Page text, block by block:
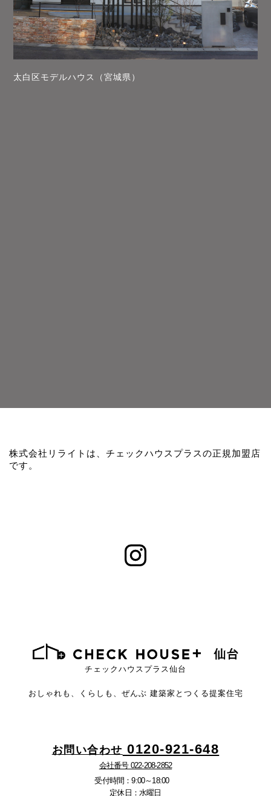
太白区モデルハウス（宮城県）
株式会社リライトは、チェックハウスプラスの正規加盟店
です。
チェックハウスプラス仙台
おしゃれも、くらしも、ぜんぶ 建築家とつくる提案住宅
お問い合わせ 0120-921-648
会社番号 022-208-2852
受付時間：9:00～18:00
定休日：水曜日